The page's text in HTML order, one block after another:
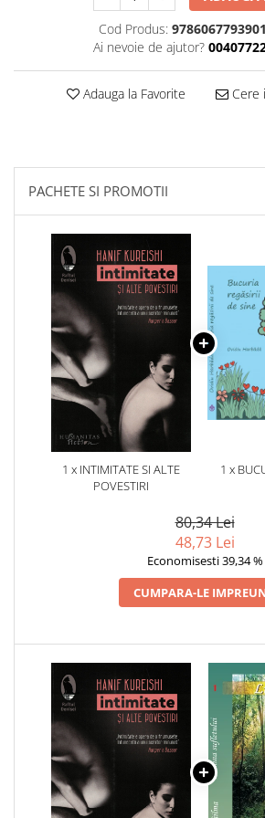
Cod Produs:
Ai nevoie de ajutor?
Adauga la Favorite Cere
PACHETE SI PROMOTII
1 x INTIMITATE SI ALTE
POVESTIRI
1 x
80,34 Lei
48,73 Lei
Economisesti 39,34 %
CUMPARA-LE